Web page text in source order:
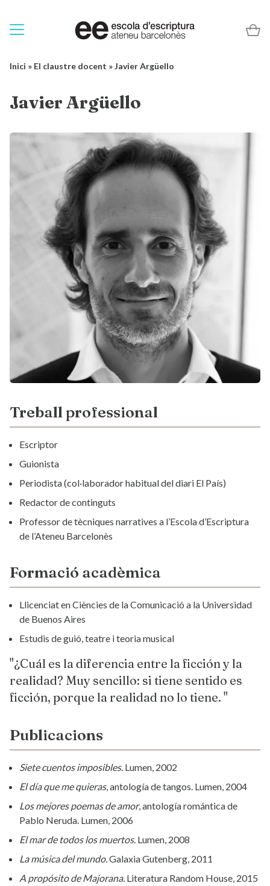
Inici » El claustre docent »Javier Argüello
Javier Argüello
Treball professional
Escriptor
Guionista
Periodista (col·laborador habitual del diari El País)
Redactor de continguts
Professor de tècniques narratives a l’Escola d’Escriptura
de l’Ateneu Barcelonès
Formació acadèmica
Llicenciat en Ciències de la Comunicació a la Universidad
de Buenos Aires
Estudis de guió, teatre i teoria musical
"¿Cuál es la diferencia entre la ficción y la
realidad? Muy sencillo: si tiene sentido es
ficción, porque la realidad no lo tiene. "
Publicacions
Siete cuentos imposibles. Lumen, 2002
El día que me quieras, antología de tangos. Lumen, 2004
Los mejores poemas de amor, antología romántica de
Pablo Neruda. Lumen, 2006
El mar de todos los muertos. Lumen, 2008
La música del mundo.Galaxia Gutenberg, 2011
A propósito de Majorana. Literatura Random House, 2015